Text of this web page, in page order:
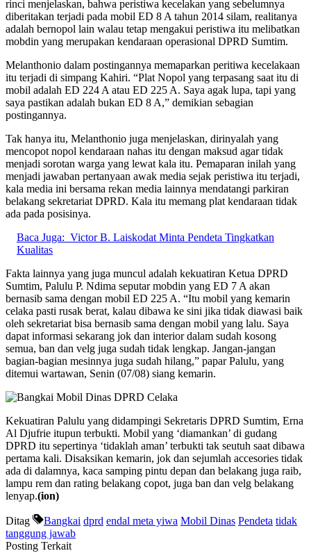
rinci menjelaskan, bahwa peristiwa kecelakan yang sebelumnya
diberitakan terjadi pada mobil ED 8 A tahun 2014 silam, realitanya
adalah bernopol lain walau tetap mengakui peristiwa itu melibatkan
mobdin yang merupakan kendaraan operasional DPRD Sumtim.
Melanthonio dalam postingannya memaparkan peritiwa kecelakaan
itu terjadi di simpang Kahiri. “Plat Nopol yang terpasang saat itu di
mobil adalah ED 224 A atau ED 225 A. Saya agak lupa, tapi yang
saya pastikan adalah bukan ED 8 A,” demikian sebagian
postingannya.
Tak hanya itu, Melanthonio juga menjelaskan, dirinyalah yang
mencopot nopol kendaraan nahas itu dengan maksud agar tidak
menjadi sorotan warga yang lewat kala itu. Pemaparan inilah yang
menjadi jawaban pertanyaan awak media sejak peristiwa itu terjadi,
kala media ini bersama rekan media lainnya mendatangi parkiran
belakang sekretariat DPRD. Kala itu memang plat kendaraan tidak
ada pada posisinya.
Baca Juga: Victor B. Laiskodat Minta Pendeta Tingkatkan
Kualitas
Fakta lainnya yang juga muncul adalah kekuatiran Ketua DPRD
Sumtim, Palulu P. Ndima seputar mobdin yang ED 7 A akan
bernasib sama dengan mobil ED 225 A. “Itu mobil yang kemarin
celaka pasti rusak berat, kalau dibawa ke sini jika tidak diawasi baik
oleh sekretariat bisa bernasib sama dengan mobil yang lalu. Saya
dapat informasi sekarang jok dan interior dalam sudah kosong
semua, ban dan velg juga sudah tidak lengkap. Jangan-jangan
bagian-bagian mesinnya juga sudah hilang,” papar Palulu, yang
ditemui wartawan, Senin (07/08) siang kemarin.
Kekuatiran Palulu yang didampingi Sekretaris DPRD Sumtim, Erna
Al Djufrie itupun terbukti. Mobil yang ‘diamankan’ di gudang
DPRD itu sepertinya ‘tidaklah aman’ terbukti tak seutuh saat dibawa
pertama kali. Disaksikan kemarin, jok dan sejumlah accesories tidak
ada di dalamnya, kaca samping pintu depan dan belakang juga raib,
lampu rem dan rating belakang copot, juga ban dan velg belakang
lenyap.(ion)
Ditag Bangkai dprd endal meta yiwa Mobil Dinas Pendeta tidak
tanggung jawab
Posting Terkait